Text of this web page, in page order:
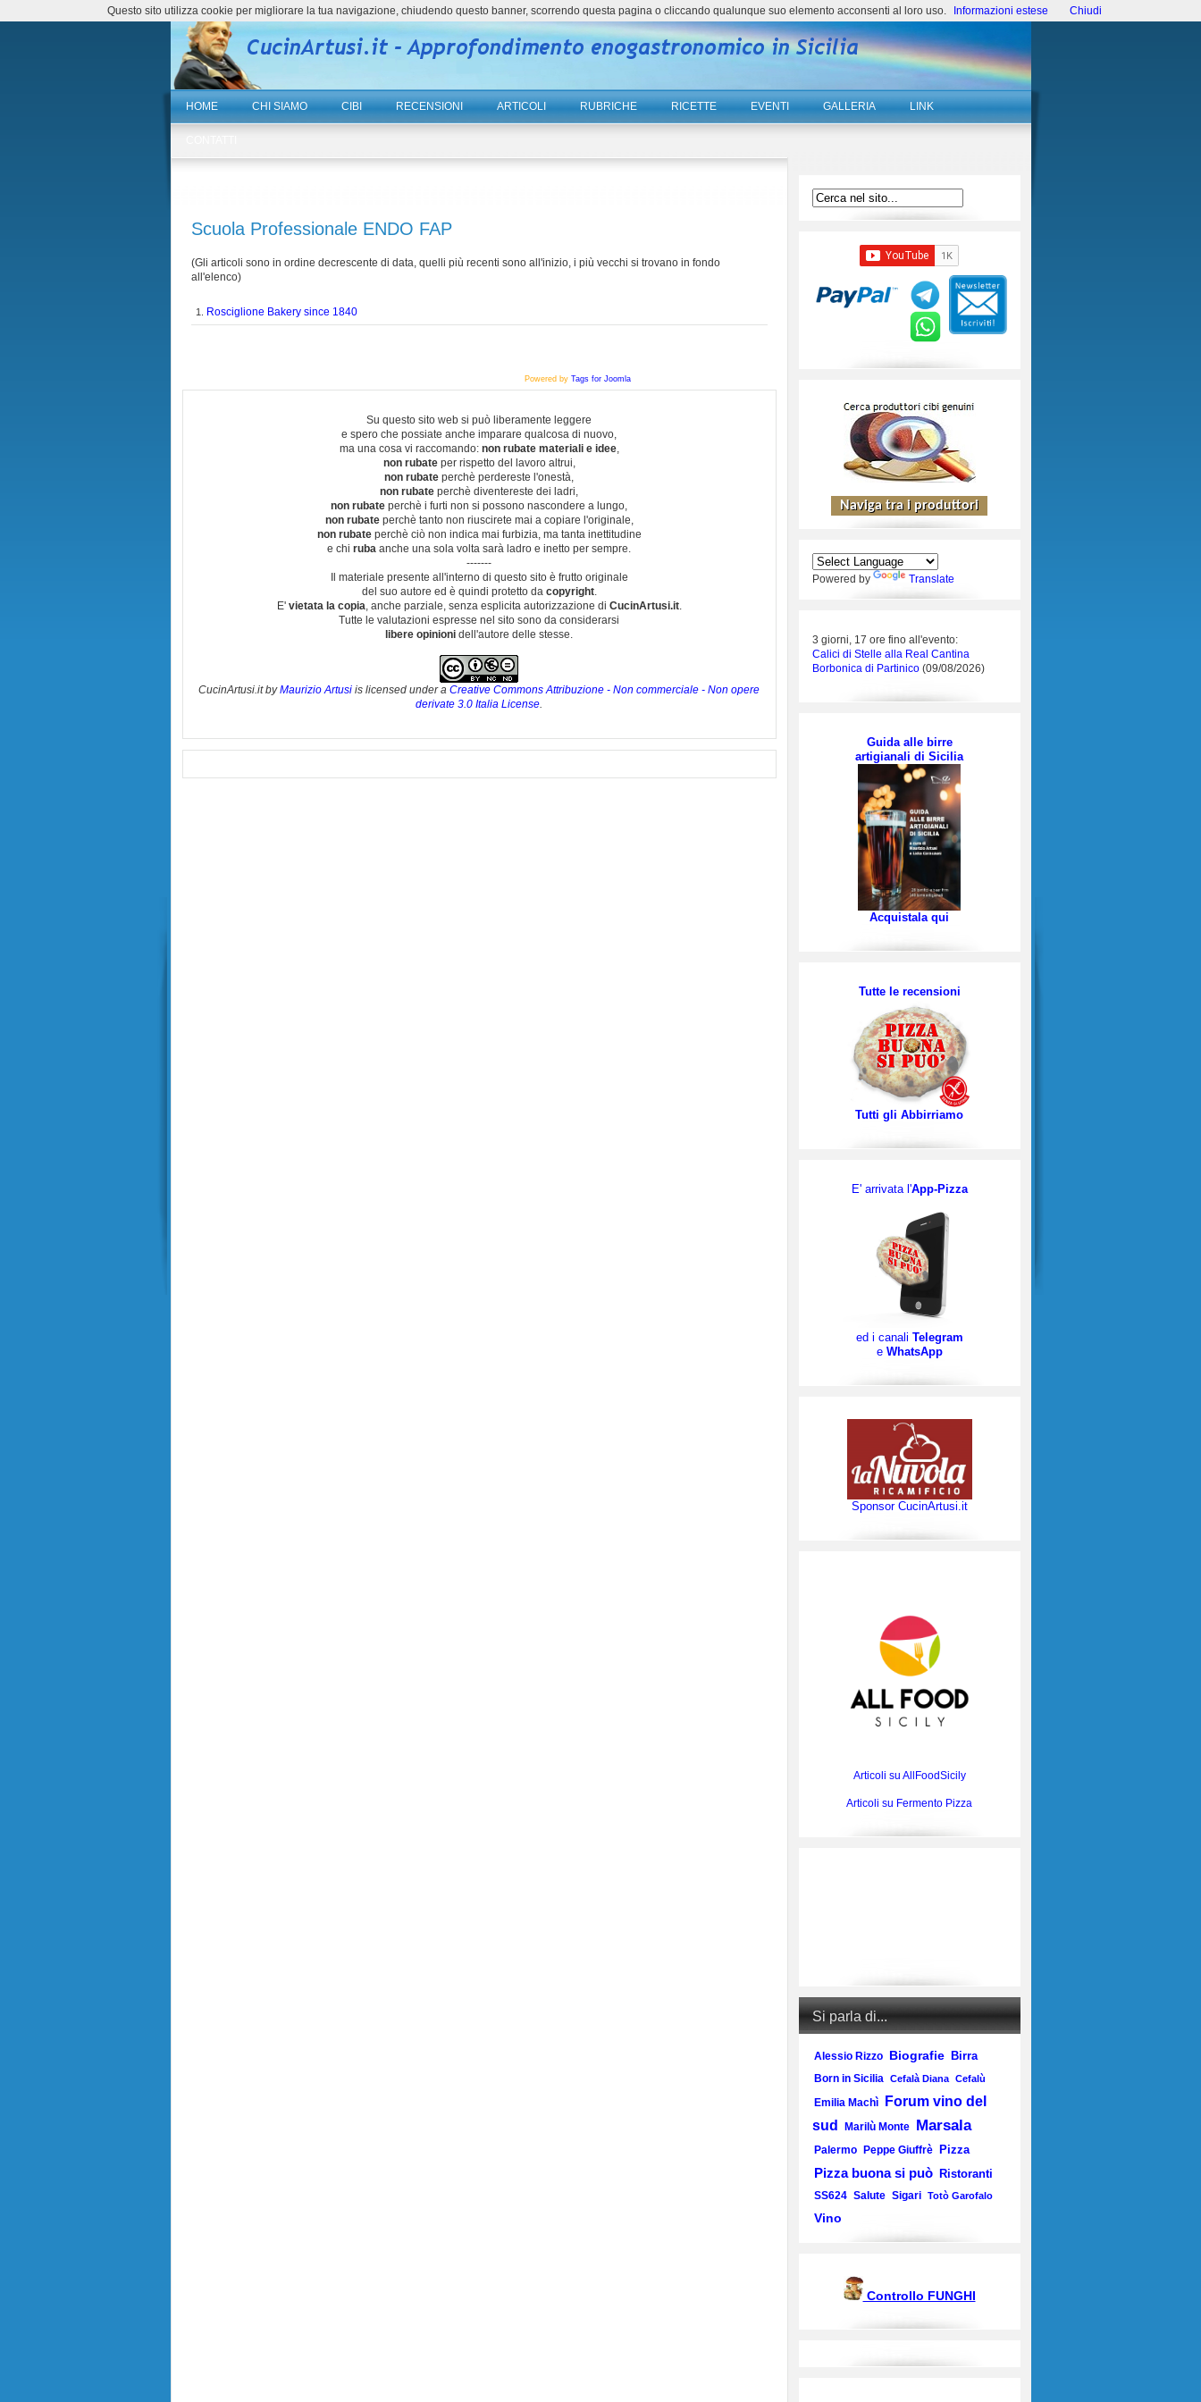
HOME CHI SIAMO CIBI RECENSIONI ARTICOLI RUBRICHE RICETTE EVENTI GALLERIA LINK
Scuola Professionale ENDO FAP
(Gli articoli sono in ordine decrescente di data, quelli più recenti sono all'inizio, i più vecchi si trovano in fondo
all'elenco)
1. Rosciglione Bakery since 1840
Powered by Tags for Joomla
Su questo sito web si può liberamente leggere
e spero che possiate anche imparare qualcosa di nuovo,
ma una cosa vi raccomando: non rubate materiali e idee,
non rubateper rispetto del lavoro altrui,
non rubate perchè perdereste l'onestà,
non rubate perchè diventereste dei ladri,
non rubate perchè i furti non si possono nascondere a lungo,
non rubateperchè tanto non riuscirete mai a copiare l'originale,
non rubateperchè ciò non indica mai furbizia, ma tanta inettitudine
e chi ruba anche una sola volta sarà ladro e inetto per sempre.
-------
Il materiale presente all'interno di questo sito è frutto originale
del suo autore ed è quindi protetto da copyright.
E' vietata la copia, anche parziale, senza esplicita autorizzazione di CucinArtusi.it.
Tutte le valutazioni espresse nel sito sono da considerarsi
libere opinioni dell'autore delle stesse.
CucinArtusi.itbyMaurizio Artusi is licensed under a Creative Commons Attribuzione - Non commerciale - Non opere
derivate 3.0 Italia License.
Powered by Translate
3 giorni, 17 ore fino all'evento:
Calici di Stelle alla Real Cantina
Borbonica di Partinico (09/08/2026)
Guida alle birre
artigianali di Sicilia
Acquistala qui
Tutte le recensioni
Tutti gli Abbirriamo
E' arrivata l'App-Pizza
ed i canali Telegram
e WhatsApp
Sponsor CucinArtusi.it
Articoli su AllFoodSicily
Articoli su Fermento Pizza
Si parla di...
Alessio Rizzo Biografie Birra
Born in Sicilia Cefalà Diana Cefalù
Emilia Machì
Forum vino del
sud
Marilù Monte Marsala
Palermo Peppe Giuffrè Pizza
Pizza buona si può Ristoranti
SS624 Salute Sigari Totò Garofalo
Vino
Controllo FUNGHI
Questo sito utilizza cookie per migliorare la tua navigazione, chiudendo questo banner, scorrendo questa pagina o cliccando qualunque suo elemento acconsenti al loro uso. Informazioni estese Chiudi